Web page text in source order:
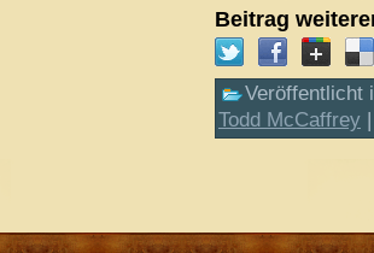
Beitrag
Veröffentlicht
Todd McCaffrey